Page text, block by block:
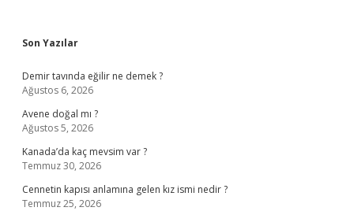
Sidebar
Son Yazılar
Demir tavında eğilir ne demek ?
Ağustos 6, 2026
Avene doğal mı ?
Ağustos 5, 2026
Kanada’da kaç mevsim var ?
Temmuz 30, 2026
Cennetin kapısı anlamına gelen kız ismi nedir ?
Temmuz 25, 2026